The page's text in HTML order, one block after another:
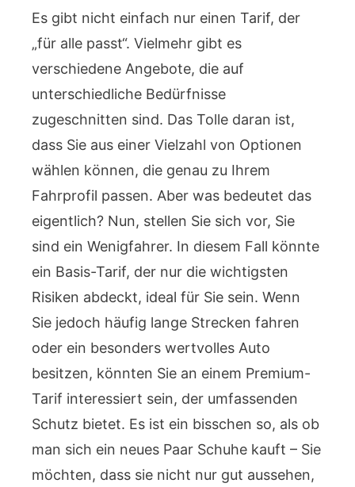
Es gibt nicht einfach nur einen Tarif, der
„für alle passt“. Vielmehr gibt es
verschiedene Angebote, die auf
unterschiedliche Bedürfnisse
zugeschnitten sind. Das Tolle daran ist,
dass Sie aus einer Vielzahl von Optionen
wählen können, die genau zu Ihrem
Fahrprofil passen. Aber was bedeutet das
eigentlich? Nun, stellen Sie sich vor, Sie
sind ein Wenigfahrer. In diesem Fall könnte
ein Basis-Tarif, der nur die wichtigsten
Risiken abdeckt, ideal für Sie sein. Wenn
Sie jedoch häufig lange Strecken fahren
oder ein besonders wertvolles Auto
besitzen, könnten Sie an einem Premium-
Tarif interessiert sein, der umfassenden
Schutz bietet. Es ist ein bisschen so, als ob
man sich ein neues Paar Schuhe kauft – Sie
möchten, dass sie nicht nur gut aussehen,